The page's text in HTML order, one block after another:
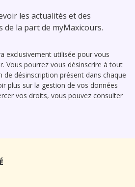
les actualités et des
de la part de myMaxicours.
exclusivement utilisée pour vous
Vous pourrez vous désinscrire à tout
désinscription présent dans chaque
plus sur la gestion de vos données
vos droits, vous pouvez consulter